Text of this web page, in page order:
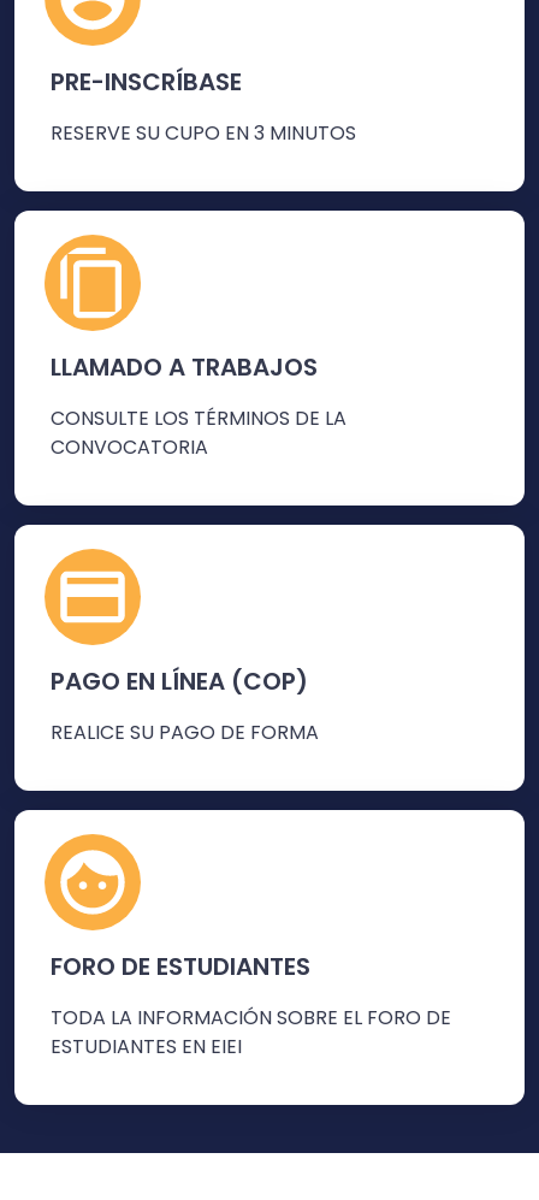
PRE-INSCRÍBASE
RESERVE SU CUPO EN 3 MINUTOS
LLAMADO A TRABAJOS
CONSULTE LOS TÉRMINOS DE LA
CONVOCATORIA
PAGO EN LÍNEA (COP)
REALICE SU PAGO DE FORMA
FORO DE ESTUDIANTES
TODA LA INFORMACIÓN SOBRE EL FORO DE
ESTUDIANTES EN EIEI